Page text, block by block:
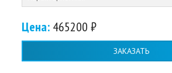
Цена: 465200 ₽
ЗАКАЗАТЬ